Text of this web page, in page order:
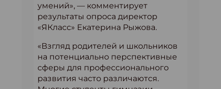
умений», — комментирует
результаты опроса директор
«ЯКласс» Екатерина Рыжова.
«Взгляд родителей и школьников
на потенциально перспективные
сферы для профессионального
развития часто различаются.